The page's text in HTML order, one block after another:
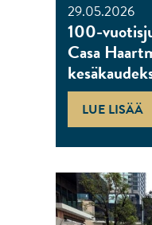
29.05.2026
100-
Casa
LUE LISÄÄ